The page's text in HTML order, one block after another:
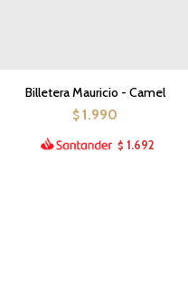
Billetera Mauricio - Camel
$ 1.990
$ 1.692